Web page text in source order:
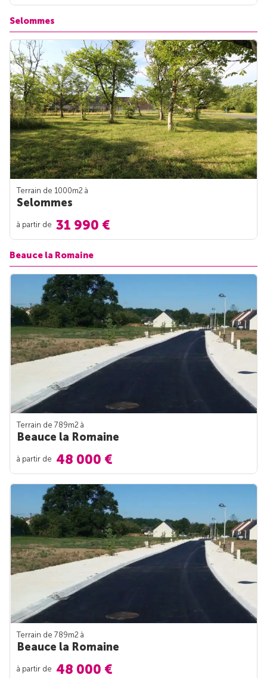
Selommes
Terrain de 1000m2 à
Selommes
à partir de 31 990 €
Beauce la Romaine
Terrain de 789m2 à
Beauce la Romaine
à partir de 48 000 €
Terrain de 789m2 à
Beauce la Romaine
à partir de 48 000 €